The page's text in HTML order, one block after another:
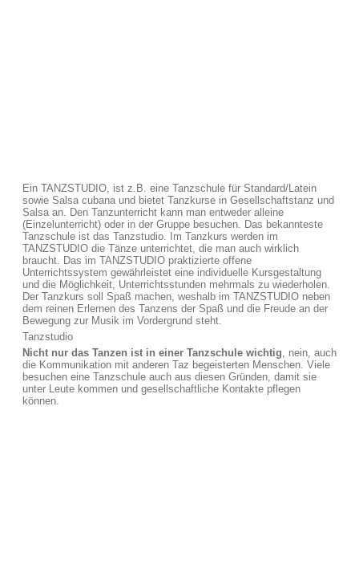
Ein TANZSTUDIO, ist z.B. eine Tanzschule für Standard/Latein
sowie Salsa cubana und bietet Tanzkurse in Gesellschaftstanz und
Salsa an. Den Tanzunterricht kann man entweder alleine
(Einzelunterricht) oder in der Gruppe besuchen. Das bekannteste
Tanzschule ist das Tanzstudio. Im Tanzkurs werden im
TANZSTUDIO die Tänze unterrichtet, die man auch wirklich
braucht. Das im TANZSTUDIO praktizierte offene
Unterrichtssystem gewährleistet eine individuelle Kursgestaltung
und die Möglichkeit, Unterrichtsstunden mehrmals zu wiederholen.
Der Tanzkurs soll Spaß machen, weshalb im TANZSTUDIO neben
dem reinen Erlernen des Tanzens der Spaß und die Freude an der
Bewegung zur Musik im Vordergrund steht.
Tanzstudio
Nicht nur das Tanzen ist in einer Tanzschule wichtig, nein, auch
die Kommunikation mit anderen Taz begeisterten Menschen. Viele
besuchen eine Tanzschule auch aus diesen Gründen, damit sie
unter Leute kommen und gesellschaftliche Kontakte pflegen
können.